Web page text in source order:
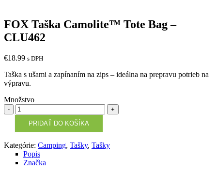
FOX Taška Camolite™ Tote Bag –
CLU462
€18.99 s DPH
Taška s ušami a zapínaním na zips – ideálna na prepravu potrieb na
výpravu.
Množstvo
Množstvo
PRIDAŤ DO KOŠÍKA
Kategórie: Camping, Tašky, Tašky
Popis
Značka